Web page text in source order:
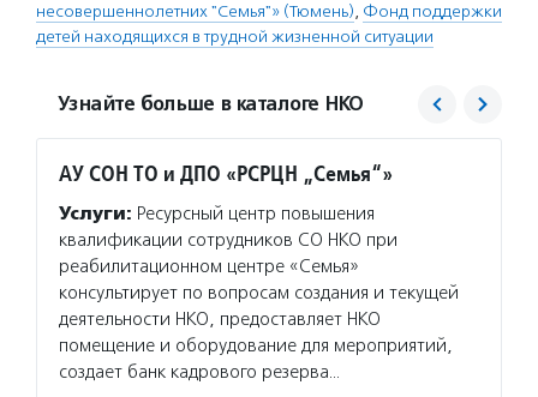
несовершеннолетних "Семья"» (Тюмень), Фонд поддержки
детей находящихся в трудной жизненной ситуации
Узнайте больше в каталоге НКО
АУ СОН ТО и ДПО «РСРЦН „Семья“»
Услуги: Ресурсный центр повышения
квалификации сотрудников СО НКО при
реабилитационном центре «Семья»
консультирует по вопросам создания и текущей
деятельности НКО, предоставляет НКО
помещение и оборудование для мероприятий,
создает банк кадрового резерва…